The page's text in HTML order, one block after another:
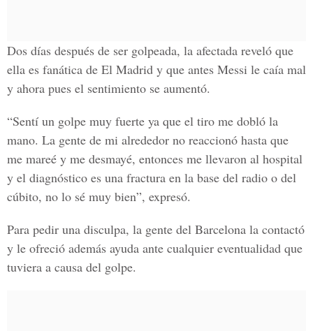
Dos días después de ser golpeada, la afectada reveló que
ella es fanática de El Madrid y que antes Messi le caía mal
y ahora pues el sentimiento se aumentó.
“Sentí un golpe muy fuerte ya que el tiro me dobló la
mano. La gente de mi alrededor no reaccionó hasta que
me mareé y me desmayé, entonces me llevaron al hospital
y el diagnóstico es una fractura en la base del radio o del
cúbito, no lo sé muy bien”, expresó.
Para pedir una disculpa, la gente del Barcelona la contactó
y le ofreció además ayuda ante cualquier eventualidad que
tuviera a causa del golpe.